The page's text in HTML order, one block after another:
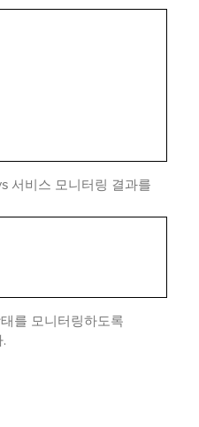
서비스 모니터링 결과를
를 모니터링하도록